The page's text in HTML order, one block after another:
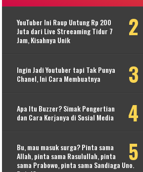
YouTuber Ini Raup Untung Rp 200
Juta dari Live Streeaming Tidur 7
Jam, Kisahnya Unik
Ingin Jadi Youtuber tapi Tak Punya
Chanel, Ini Cara Membuatnya
Apa Itu Buzzer? Simak Pengertian
dan Cara Kerjanya di Sosial Media
Bu, mau masuk surga? Pinta sama
Allah, pinta sama Rasulullah, pinta
sama Prabowo, pinta sama Sandiaga Uno.